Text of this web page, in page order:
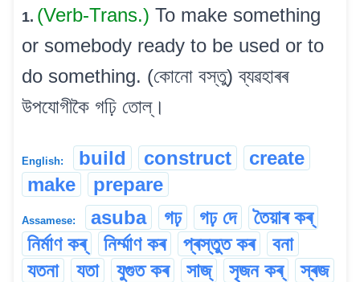
1. (Verb-Trans.) To make something
or somebody ready to be used or to
do something. (কোনো বস্তু) ব্যৱহাৰৰ
উপযোগীকৈ গঢ়ি তোল্।
English: build construct
create
make
prepare
Assamese: asuba গঢ় গঢ় দে
তৈয়াৰ কৰ্
নিৰ্মাণ কৰ্
নিৰ্ম্মাণ কৰ প্ৰস্তুত কৰ
বনা
যতনা
যতা যুগুত কৰ সাজ্ সৃজন কৰ্ স্ৰজ